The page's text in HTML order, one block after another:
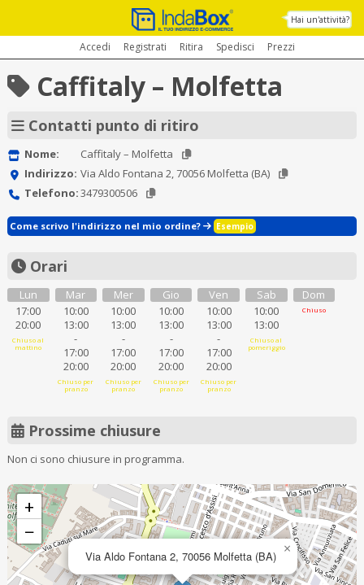
Hai un'attività?
Accedi Registrati Ritira Spedisci Prezzi
Caffitaly – Molfetta
Contatti punto di ritiro
Nome:
Caffitaly – Molfetta
Indirizzo: Via Aldo Fontana 2, 70056 Molfetta (BA)
Telefono:3479300506
Come scrivo l'indirizzo nel mio ordine? Esempio
Orari
Lun
17:00
20:00
Chiuso al
mattino
Mar
10:00
13:00
-
17:00
20:00
Chiuso per
pranzo
Mer
10:00
13:00
-
17:00
20:00
Chiuso per
pranzo
Gio
10:00
13:00
-
17:00
20:00
Chiuso per
pranzo
Ven
10:00
13:00
-
17:00
20:00
Chiuso per
pranzo
Sab
10:00
13:00
Chiuso al
pomeriggio
Dom
Chiuso
Prossime chiusure
Non ci sono chiusure in programma.
Via Aldo Fontana 2, 70056 Molfetta (BA) ×
+
−